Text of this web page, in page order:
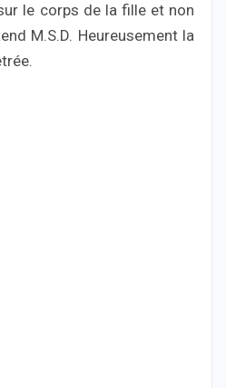
le corps de la fille et non
M.S.D. Heureusement la